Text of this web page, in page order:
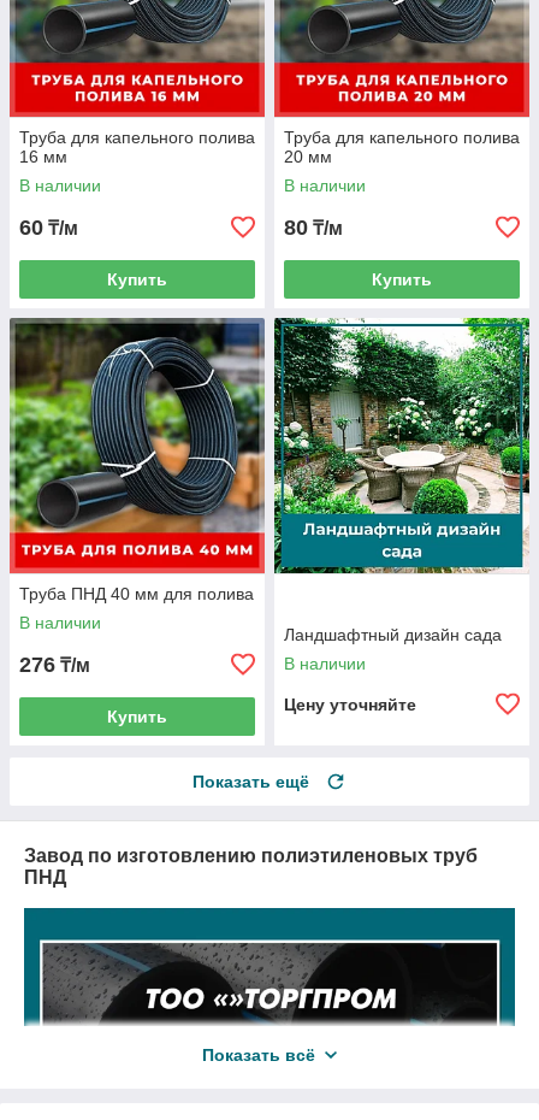
Труба для капельного полива
16 мм
В наличии
60 ₸/м
Купить
Труба для капельного полива
20 мм
В наличии
80 ₸/м
Купить
Труба ПНД 40 мм для полива
В наличии
276 ₸/м
Купить
Ландшафтный дизайн сада
В наличии
Цену уточняйте
Показать ещё
Завод по изготовлению полиэтиленовых труб
ПНД
Показать всё